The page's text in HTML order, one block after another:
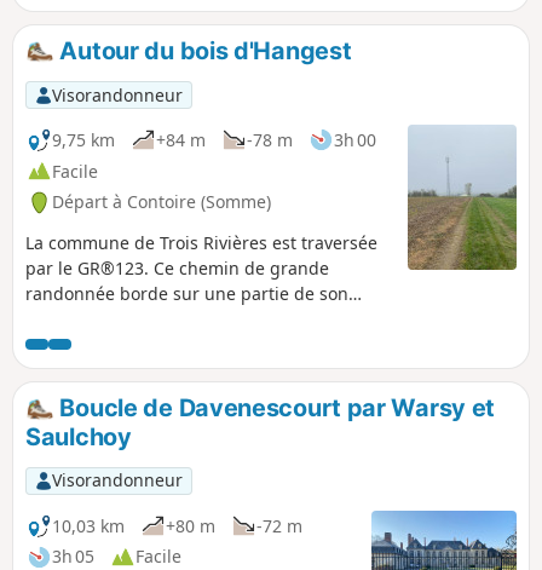
Autour du bois d'Hangest
Visorandonneur
9,75 km
+84 m -78 m
3h 00
Facile
Départ à Contoire (Somme)
La commune de Trois Rivières est traversée
par le GR®123. Ce chemin de grande
randonnée borde sur une partie de son
privé appelé Bois d’Hangest. Ce bois est en
surplomb de la commune. Emprunter cette
partie du GR® et faire le tour de ce bois et
de la plaine qui l’entoure permet de faire
une boucle de randonnée pleine de charme
avec de beaux paysages.
Boucle de Davenescourt par Warsy et
Saulchoy
Visorandonneur
10,03 km
+80 m
-72 m
3h 05
Facile